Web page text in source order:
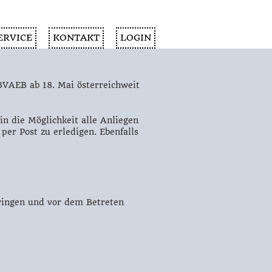
KONTAKT LOGIN
ab 18. Mai österreichweit
die Möglichkeit alle Anliegen
Post zu erledigen. Ebenfalls
und vor dem Betreten